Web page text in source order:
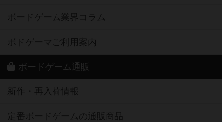
ボードゲーム業界コラム
ボドゲーマご利用案内
ボードゲーム通販
新作・再入荷情報
定番ボードゲームの通販商品